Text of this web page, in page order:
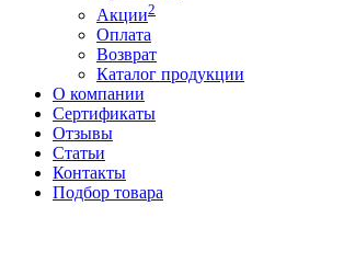
Акции2
Оплата
Возврат
Каталог продукции
О компании
Сертификаты
Отзывы
Статьи
Контакты
Подбор товара